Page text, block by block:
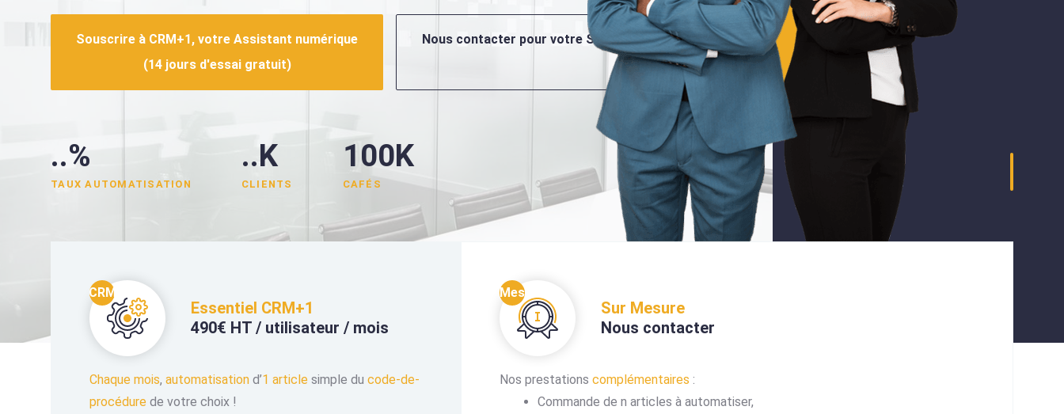
Souscrire à CRM+1, votre Assistant numérique
(14 jours d'essai gratuit)
Nous contacter pour votre Sur Mesure
..%
TAUX AUTOMATISATION
..K
CLIENTS
100K
CAFÉS
CRM
Essentiel CRM+1
490€ HT / utilisateur / mois
Chaque mois, automatisation d’1 article simple du code-de-
procédure de votre choix !
Mes
Sur Mesure
Nous contacter
Nos prestations complémentaires :
Commande de n articles à automatiser,